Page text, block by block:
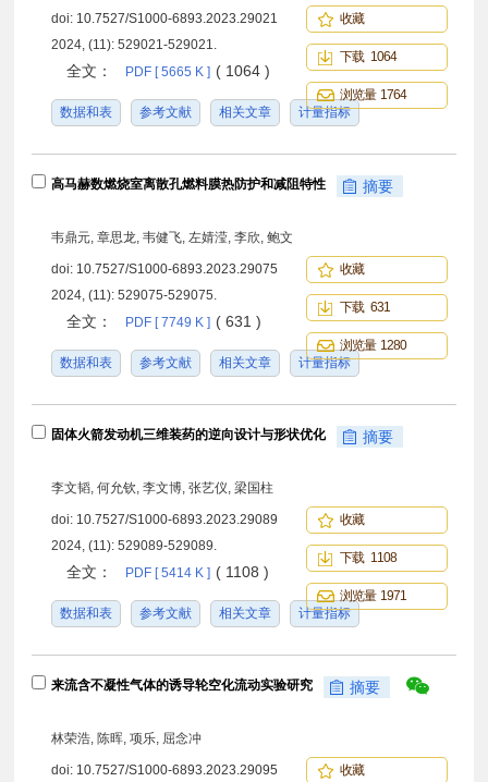
doi: 10.7527/S1000-6893.2023.29021
2024, (11): 529021-529021.
全文： PDF [ 5665 K ] ( 1064 )
数据和表 参考文献 相关文章 计量指标
收藏
下载 1064
浏览量 1764
高马赫数燃烧室离散孔燃料膜热防护和减阻特性 摘要
韦鼎元, 章思龙, 韦健飞, 左婧滢, 李欣, 鲍文
doi: 10.7527/S1000-6893.2023.29075
2024, (11): 529075-529075.
全文： PDF [ 7749 K ] ( 631 )
数据和表 参考文献 相关文章 计量指标
收藏
下载 631
浏览量 1280
固体火箭发动机三维装药的逆向设计与形状优化 摘要
李文韬, 何允钦, 李文博, 张艺仪, 梁国柱
doi: 10.7527/S1000-6893.2023.29089
2024, (11): 529089-529089.
全文： PDF [ 5414 K ] ( 1108 )
数据和表 参考文献 相关文章 计量指标
收藏
下载 1108
浏览量 1971
来流含不凝性气体的诱导轮空化流动实验研究 摘要
林荣浩, 陈晖, 项乐, 屈念冲
doi: 10.7527/S1000-6893.2023.29095
收藏